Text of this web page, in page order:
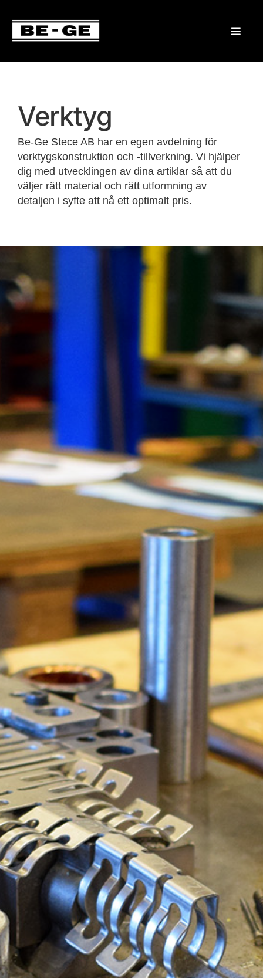
Verktyg
Be-Ge Stece AB har en egen avdelning för
verktygskonstruktion och -tillverkning. Vi hjälper
dig med utvecklingen av dina artiklar så att du
väljer rätt material och rätt utformning av
detaljen i syfte att nå ett optimalt pris.